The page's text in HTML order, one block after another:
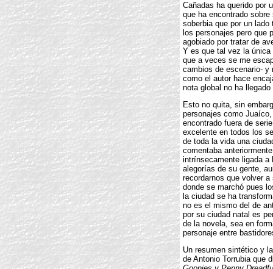
Cañadas ha querido por
que ha encontrado
soberbia que por un
los personajes pero que
agobiado por tratar de
Y es que tal vez la única
que a veces se me
cambios de escenario- y
como el autor hace
nota global no ha
Esto no quita, sin
personajes como
encontrado fuera de
excelente en todos los
de toda la vida una
comentaba
intrínsecamente ligada a
alegorías de su gente,
recordarnos que volver
donde se marchó pues
la ciudad se ha
no es el mismo del de
por su ciudad natal es
de la novela, sea en
personaje entre
Un resumen sintético y
de Antonio Torrubia que